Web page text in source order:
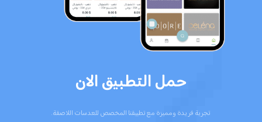
حمل التطبيق الان
تجربة فريدة ومميزة مع تطبيقنا المخصص للعدسات اللاصقة.